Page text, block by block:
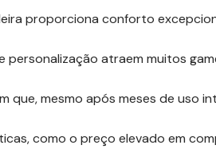
proporciona conforto
personalização atraem muitos
que, mesmo após meses de uso
como o preço elevado em